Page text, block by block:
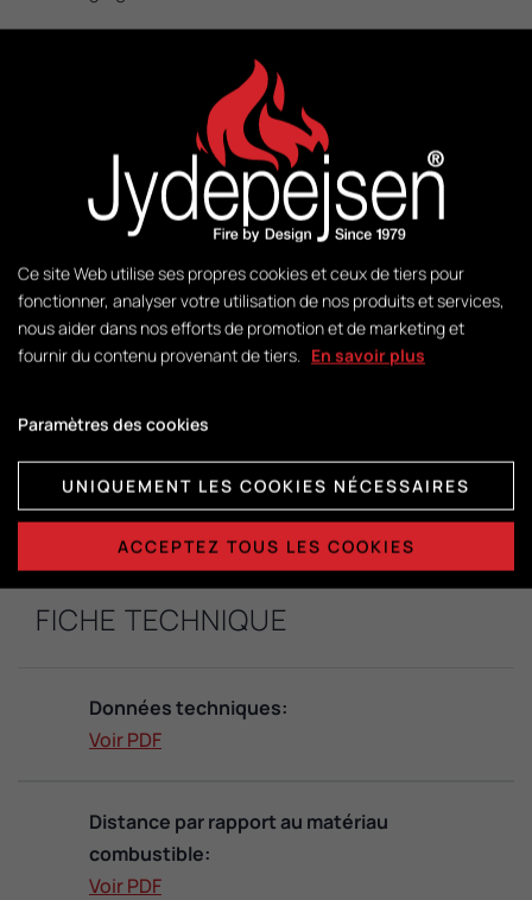
Poids:
481 kg
Gestion:
DuplicAir®
Dimensions de la chambre de
H412 x L368 x P407
FICHE TECHNIQUE
Données techniques:
Voir PDF
Distance par rapport au matériau
combustible:
Voir PDF
Ce site Web utilise ses propres cookies et ceux de tiers pour
fonctionner, analyser votre utilisation de nos produits et services,
nous aider dans nos efforts de promotion et de marketing et
fournir du contenu provenant de tiers. En savoir plus
Paramètres des cookies
UNIQUEMENT LES COOKIES NÉCESSAIRES
ACCEPTEZ TOUS LES COOKIES